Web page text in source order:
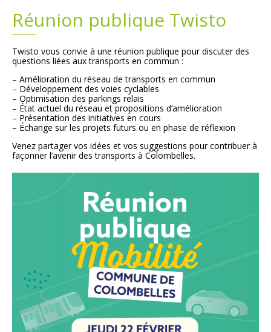
Réunion publique Twisto
Twisto vous convie à une réunion publique pour discuter des
questions liées aux transports en commun :
– Amélioration du réseau de transports en commun
– Développement des voies cyclables
– Optimisation des parkings relais
– État actuel du réseau et propositions d’amélioration
– Présentation des initiatives en cours
– Échange sur les projets futurs ou en phase de réflexion
Venez partager vos idées et vos suggestions pour contribuer à
façonner l’avenir des transports à Colombelles.
Plans
Demandes légales
Emploi
Marchés publics
Grands projets